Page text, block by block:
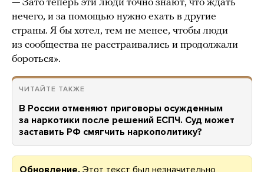
— Зато теперь эти люди точно знают, что ждать
нечего, и за помощью нужно ехать в другие
страны. Я бы хотел, тем не менее, чтобы люди
из сообщества не расстраивались и продолжали
бороться».
ЧИТАЙТЕ ТАКЖЕ
В России отменяют приговоры осужденным
за наркотики после решений ЕСПЧ. Суд может
заставить РФ смягчить наркополитику?